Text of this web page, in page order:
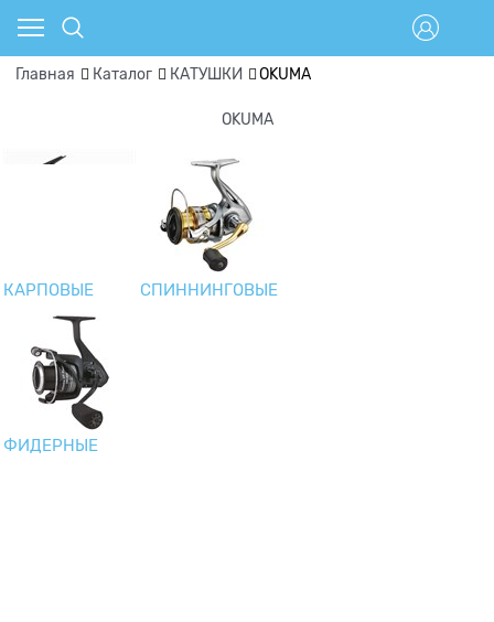
Главная Каталог КАТУШКИ OKUMA
OKUMA
КАРПОВЫЕ СПИННИНГОВЫЕ
ФИДЕРНЫЕ